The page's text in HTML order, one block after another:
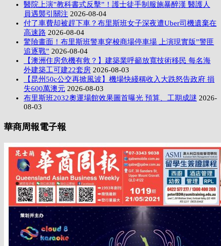
醫院上演”教科書式反擊”！護士徒手制服施暴醉漢 醫護人
員遇襲引關注 2026-08-04
付了車費却被趕下車？布里斯班女子深夜遭Uber司機遺棄在
高速路 2026-08-04
驚險畫面！布里斯班警車穿梭商場停車場 上演現實版”警匪
追逐戰” 2026-08-04
【澳洲住房危機有救？】建築業呼籲放寬技術移民 每名海
外建築工可建22套房 2026-08-03
【昆州50c公交再掀風波】機場快綫稱收入大跌怒告政府 損
失600萬澳元 2026-08-03
布里斯班2032奧運場館效果圖首曝光 預算、工期成謎 2026-
08-03
華商周報電子報